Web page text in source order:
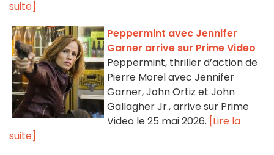
suite]
Peppermint avec Jennifer
Garner arrive sur Prime Video
Peppermint, thriller d’action de
Pierre Morel avec Jennifer
Garner, John Ortiz et John
Gallagher Jr., arrive sur Prime
Video le 25 mai 2026. [Lire la
suite]